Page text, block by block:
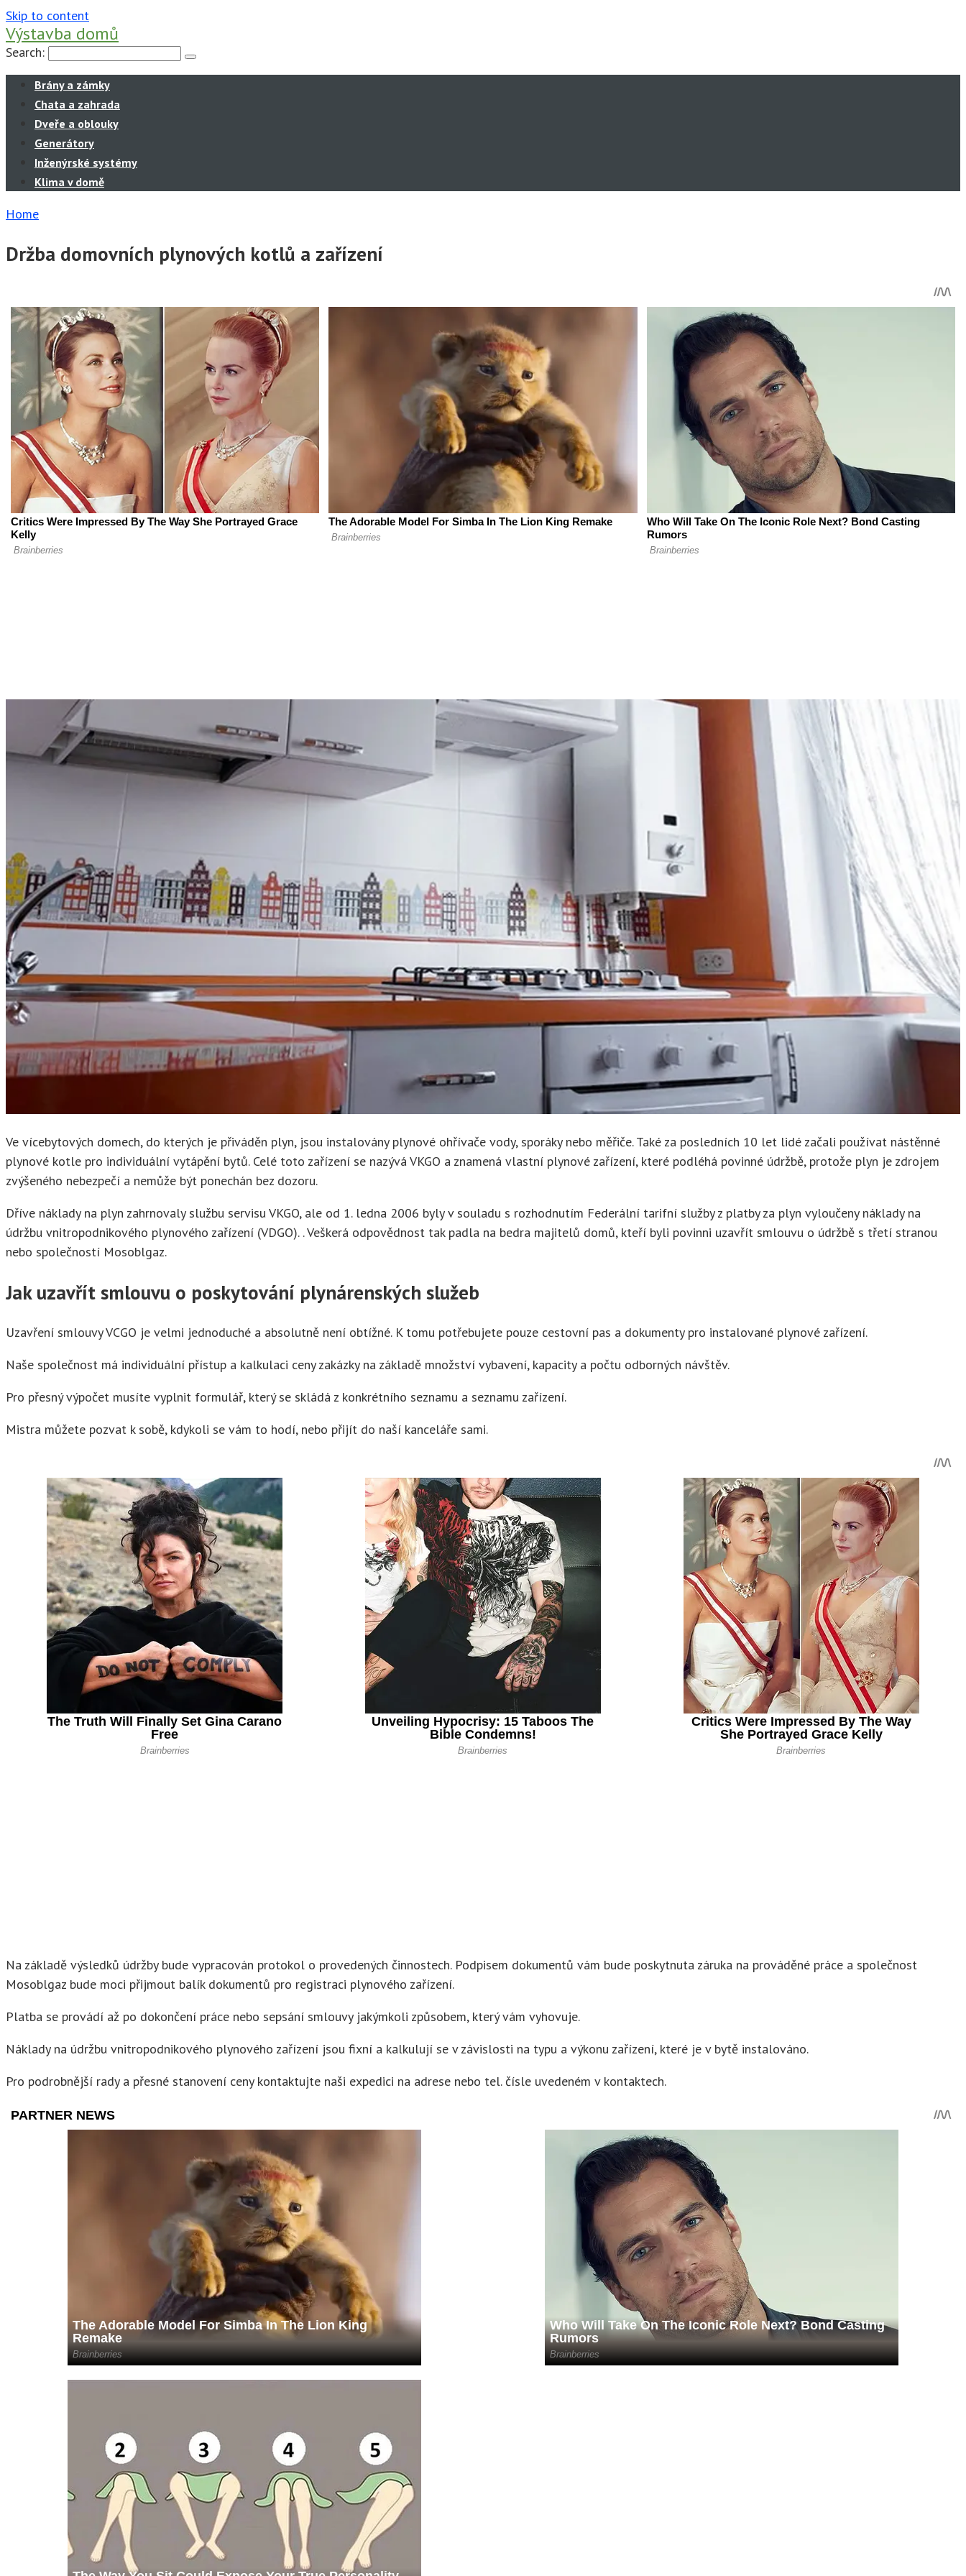
Skip to content
Výstavba domů
Search:
Brány a zámky
Chata a zahrada
Dveře a oblouky
Generátory
Inženýrské systémy
Klima v domě
Home
Držba domovních plynových kotlů a zařízení
Ve vícebytových domech, do kterých je přiváděn plyn, jsou instalovány plynové ohřívače vody, sporáky nebo měřiče. Také za posledních 10 let lidé začali používat nástěnné
plynové kotle pro individuální vytápění bytů. Celé toto zařízení se nazývá VKGO a znamená vlastní plynové zařízení, které podléhá povinné údržbě, protože plyn je zdrojem
zvýšeného nebezpečí a nemůže být ponechán bez dozoru.
Dříve náklady na plyn zahrnovaly službu servisu VKGO, ale od 1. ledna 2006 byly v souladu s rozhodnutím Federální tarifní služby z platby za plyn vyloučeny náklady na
údržbu vnitropodnikového plynového zařízení (VDGO). . Veškerá odpovědnost tak padla na bedra majitelů domů, kteří byli povinni uzavřít smlouvu o údržbě s třetí stranou
nebo společností Mosoblgaz.
Jak uzavřít smlouvu o poskytování plynárenských služeb
Uzavření smlouvy VCGO je velmi jednoduché a absolutně není obtížné. K tomu potřebujete pouze cestovní pas a dokumenty pro instalované plynové zařízení.
Naše společnost má individuální přístup a kalkulaci ceny zakázky na základě množství vybavení, kapacity a počtu odborných návštěv.
Pro přesný výpočet musíte vyplnit formulář, který se skládá z konkrétního seznamu a seznamu zařízení.
Mistra můžete pozvat k sobě, kdykoli se vám to hodí, nebo přijít do naší kanceláře sami.
Na základě výsledků údržby bude vypracován protokol o provedených činnostech. Podpisem dokumentů vám bude poskytnuta záruka na prováděné práce a společnost
Mosoblgaz bude moci přijmout balík dokumentů pro registraci plynového zařízení.
Platba se provádí až po dokončení práce nebo sepsání smlouvy jakýmkoli způsobem, který vám vyhovuje.
Náklady na údržbu vnitropodnikového plynového zařízení jsou fixní a kalkulují se v závislosti na typu a výkonu zařízení, které je v bytě instalováno.
Pro podrobnější rady a přesné stanovení ceny kontaktujte naši expedici na adrese nebo tel. čísle uvedeném v kontaktech.